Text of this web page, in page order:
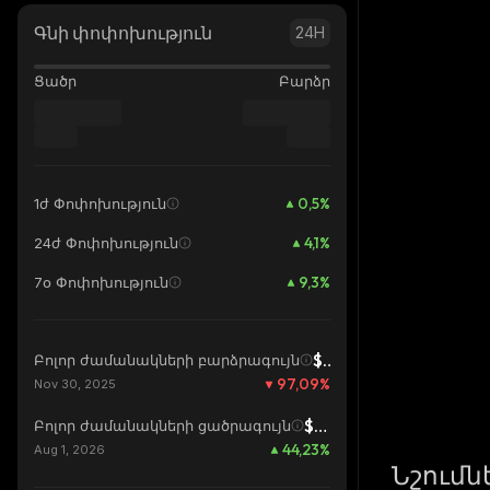
Գնի փոփոխություն 24H
Ցածր Բարձր
1ժ Փոփոխություն 0,5%
24ժ Փոփոխություն 4,1%
7օ Փոփոխություն 9,3%
Բոլոր ժամանակների բարձրագույն $0,09944
Nov 30, 2025 97,09%
Բոլոր ժամանակների ցածրագույն $0,002007
Aug 1, 2026 44,23%